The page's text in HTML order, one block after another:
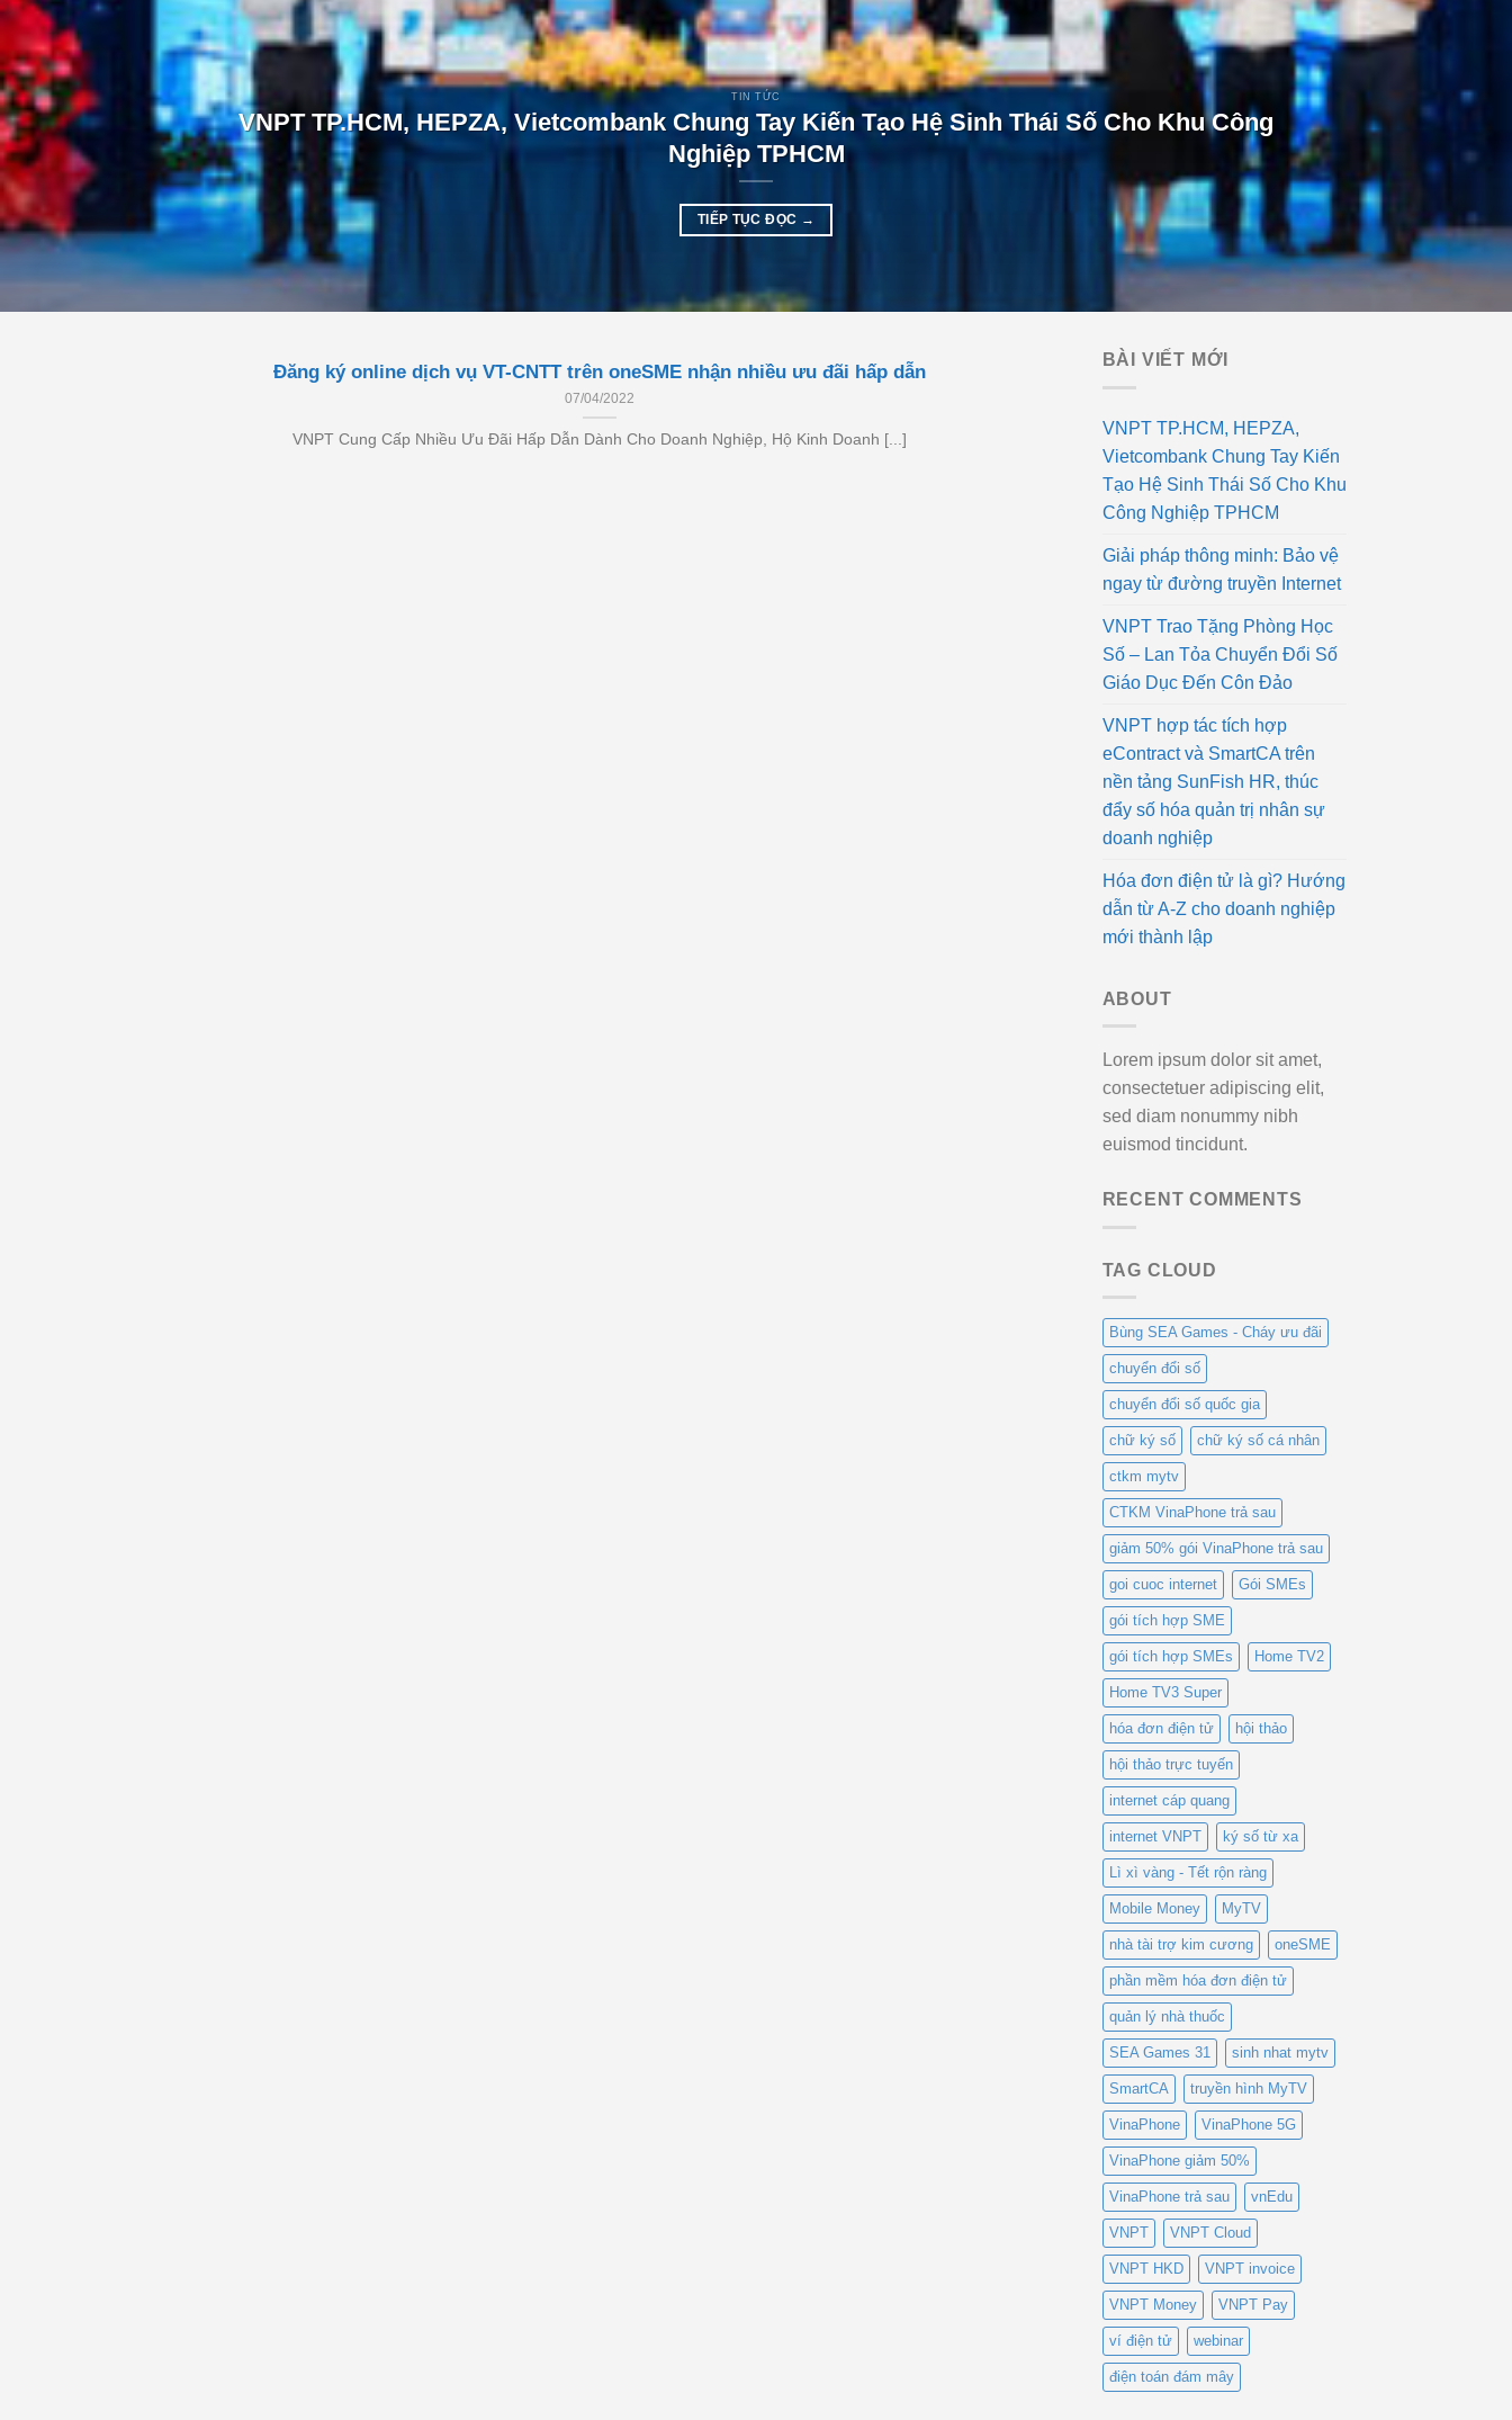
TIN TỨC
VNPT TP.HCM, HEPZA, Vietcombank Chung Tay Kiến Tạo Hệ Sinh Thái Số Cho Khu Công
Nghiệp TPHCM
TIẾP TỤC ĐỌC →
Đăng ký online dịch vụ VT-CNTT trên oneSME nhận nhiều ưu đãi hấp dẫn
07/04/2022
VNPT Cung Cấp Nhiều Ưu Đãi Hấp Dẫn Dành Cho Doanh Nghiệp, Hộ Kinh Doanh [...]
BÀI VIẾT MỚI
VNPT TP.HCM, HEPZA,
Vietcombank Chung Tay Kiến
Tạo Hệ Sinh Thái Số Cho Khu
Công Nghiệp TPHCM
Giải pháp thông minh: Bảo vệ
ngay từ đường truyền Internet
VNPT Trao Tặng Phòng Học
Số – Lan Tỏa Chuyển Đổi Số
Giáo Dục Đến Côn Đảo
VNPT hợp tác tích hợp
eContract và SmartCA trên
nền tảng SunFish HR, thúc
đẩy số hóa quản trị nhân sự
doanh nghiệp
Hóa đơn điện tử là gì? Hướng
dẫn từ A-Z cho doanh nghiệp
mới thành lập
ABOUT
Lorem ipsum dolor sit amet,
consectetuer adipiscing elit,
sed diam nonummy nibh
euismod tincidunt.
RECENT COMMENTS
TAG CLOUD
Bùng SEA Games - Cháy ưu đãi
chuyển đổi số
chuyển đổi số quốc gia
chữ ký số chữ ký số cá nhân
ctkm mytv
CTKM VinaPhone trả sau
giảm 50% gói VinaPhone trả sau
goi cuoc internet Gói SMEs
gói tích hợp SME
gói tích hợp SMEs Home TV2
Home TV3 Super
hóa đơn điện tử hội thảo
hội thảo trực tuyến
internet cáp quang
internet VNPT ký số từ xa
Lì xì vàng - Tết rộn ràng
Mobile Money MyTV
nhà tài trợ kim cương oneSME
phần mềm hóa đơn điện tử
quản lý nhà thuốc
SEA Games 31 sinh nhat mytv
SmartCA truyền hình MyTV
VinaPhone VinaPhone 5G
VinaPhone giảm 50%
VinaPhone trả sau vnEdu
VNPT VNPT Cloud
VNPT HKD VNPT invoice
VNPT Money VNPT Pay
ví điện tử webinar
điện toán đám mây